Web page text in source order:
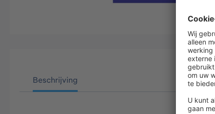
Beschrijving